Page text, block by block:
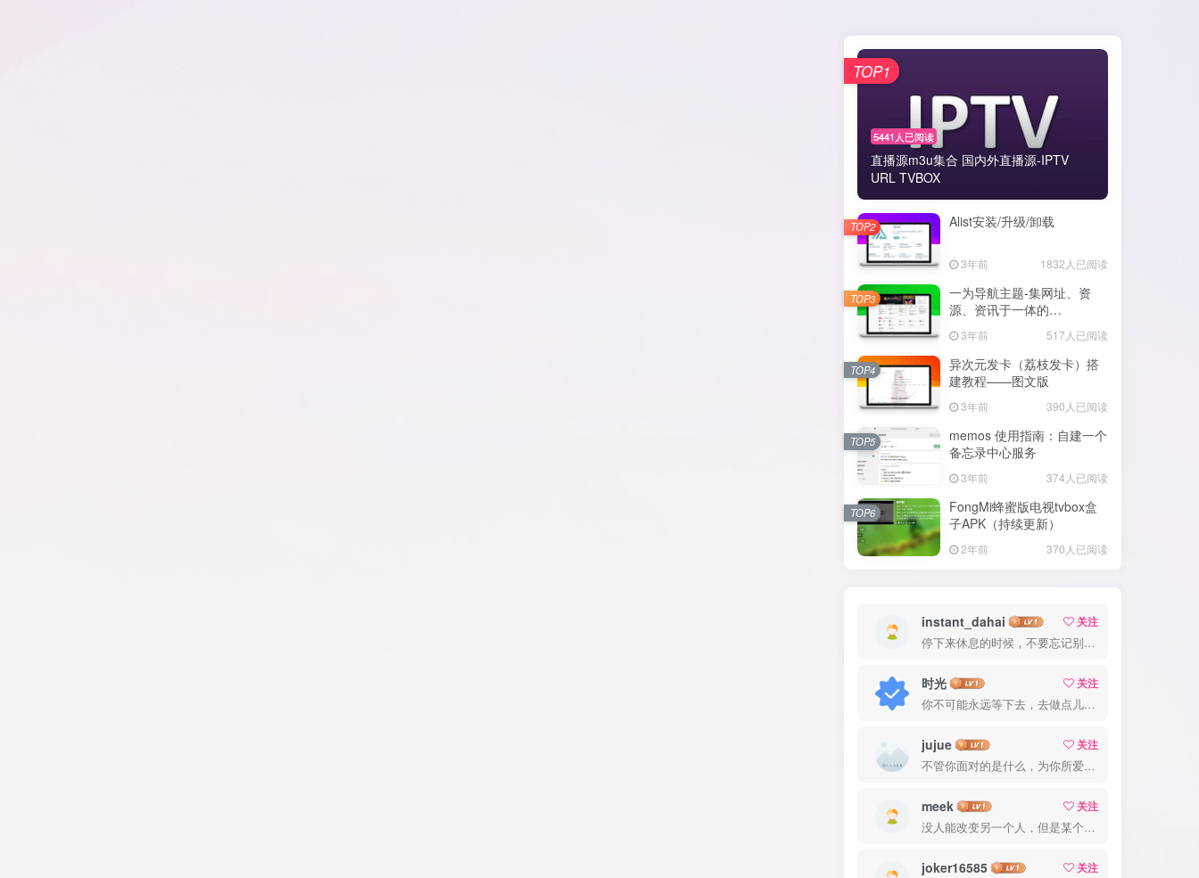
5441人已阅读
直播源m3u集合 国内外直播源-IPTV
URL TVBOX
TOP1
Alist安装/升级/卸载
3年前 1832人已阅读
TOP2
一为导航主题-集网址、资
源、资讯于一体的
WordPress导航主题
3年前 517人已阅读
TOP3
异次元发卡（荔枝发卡）搭
建教程——图文版
3年前 390人已阅读
TOP4
memos 使用指南：自建一个
备忘录中心服务
3年前 374人已阅读
TOP5
FongMi蜂蜜版电视tvbox盒
子APK（持续更新）
2年前 370人已阅读
TOP6
instant_dahai
关注
停下来休息的时候，不要忘记别人还在奔跑
时光
关注
你不可能永远等下去，去做点儿什么，让一切成真
jujue
关注
不管你面对的是什么，为你所爱的而奋斗都会是值得的
meek
关注
没人能改变另一个人，但是某个人能成为一个人改变的原因
joker16585
关注